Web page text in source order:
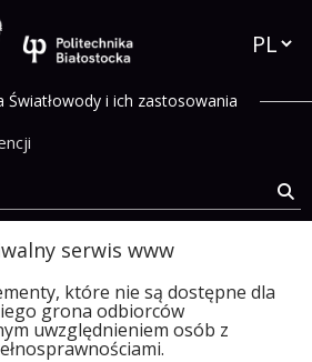
Politechnika
Światłowody i ich zastosowania
serwis www
które nie są dostępne dla
grona odbiorców
uwzględnieniem osób z